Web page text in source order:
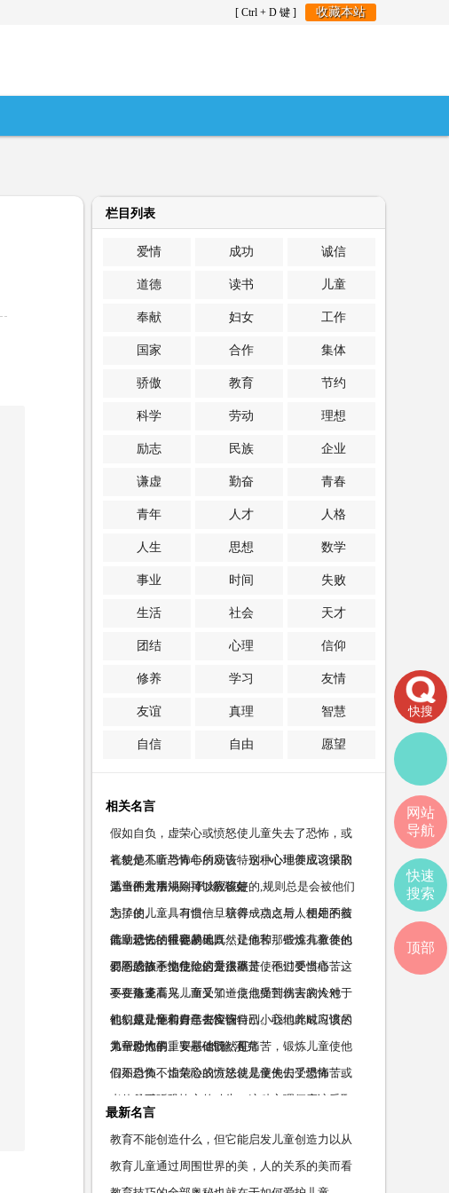
[ Ctrl + D 键 ] 收藏本站
栏目列表
爱情 成功 诚信
道德 读书 儿童
奉献 妇女 工作
国家 合作 集体
骄傲 教育 节约
科学 劳动 理想
励志 民族 企业
谦虚 勤奋 青春
青年 人才 人格
人生 思想 数学
事业 时间 失败
生活 社会 天才
团结 心理 信仰
修养 学习 友情
友谊 真理 智慧
自信 自由 愿望
相关名言
假如自负，虚荣心或愤怒使儿童失去了恐怖，或
者使他不听恐怖心的劝告，这种心理便应该采取
适当的方法消除掉，应该使
礼貌是儿童与青年所应该特别小心地养成习惯的
第一件大事 —— 约翰·洛克
儿童不是用规则可以教得好的,规则总是会被他们
忘掉的。……习惯一旦培养成功之后，便用不着
借助记忆，很容易地
为了使儿童具有自信，获得一点点与人相处的技
能，就去牺牲他的天真，让他和那些没有教养的
邪恶的孩子交往，这是很不
儿童恐怖的重要基础既然是痛苦，锻炼儿童使他
们不恐怖不怕危险的方法就是使他们受惯痛苦。
——洛克
要间或故意地使他们受点痛苦，不过要当心，这
要在孩子高兴，而又知道使他受到伤害的人对于
他们原是怀着好意去实行
不要每逢看见儿童受了一点点痛苦就去哀怜他
们，或让他们自己去怜悯自己。我们此时应该尽
力帮助他们，安慰他们，可
礼貌是儿童和青年都应该特别小心地养成习惯的
第一件大事。 —— 约翰·洛克
儿童恐怖的重要基础既然是痛苦，锻炼儿童使他
们不恐怖不怕危险的方法就是使他们受惯痛苦。
—— 洛克
假如自负，虚荣心或愤怒使儿童失去了恐怖，或
者使他不听恐怖心的劝告，这种心理便应该采取
最新名言
教育不能创造什么，但它能启发儿童创造力以从
事于创造工作。——陶行知
教育儿童通过周围世界的美，人的关系的美而看
快搜
网站
导航
快速
搜索
顶部